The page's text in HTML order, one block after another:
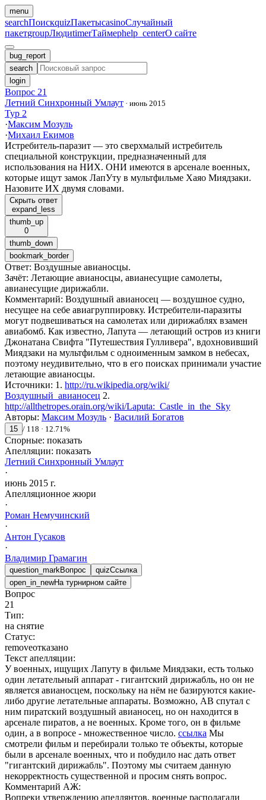
menu
searchПоискquizПакетыcasinoСлучайный
пакетgroupЛюдиtimerТаймерhelp_centerО сайте
bug_report
search
login
Вопрос 21
Летний Синхронный Умлаут · июнь 2015
Тур 2
·Максим Мозуль
·Михаил Екимов
Истребитель-паразит — это сверхмалый истребитель
специальной конструкции, предназначенный для
использования на НИХ. ОНИ имеются в арсенале военных,
которые ищут замок ЛапУту в мультфильме Хаяо Миядзаки.
Назовите ИХ двумя словами.
Скрыть ответ
expand_less
thumb_up
0
thumb_down
bookmark_border
Ответ: Воздушные авианосцы.
Зачёт: Летающие авианосцы, авианесущие самолеты,
авианесущие дирижабли.
Комментарий: Воздушный авианосец — воздушное судно,
несущее на себе авиагруппировку. Истребители-паразиты
могут подвешиваться на самолетах или дирижаблях взамен
авиабомб. Как известно, Лапута — летающий остров из книги
Джонатана Свифта "Путешествия Гулливера", вдохновивший
Миядзаки на мультфильм с одноименным замком в небесах,
поэтому неудивительно, что в его поисках принимали участие
летающие авианосцы.
Источники: 1. http://ru.wikipedia.org/wiki/
Воздушный_авианосец 2.
http://allthetropes.orain.org/wiki/Laputa:_Castle_in_the_Sky
Авторы: Максим Мозуль · Василий Богатов
15 / 118 · 12.71%
Спорные: показать
Апелляции: показать
Летний Синхронный Умлаут
·
июнь 2015 г.
Апелляционное жюри
·
Роман Немучинский
·
Антон Гусаков
·
Владимир Грамагин
question_markВопрос quizСсылка
open_in_newНа турнирном сайте
Вопрос
21
Тип:
на снятие
Статус:
removeотказано
Текст апелляции:
У военных, ищущих Лапуту в фильме Миядзаки, есть только
один летательный аппарат - гигантский дирижабль, но он не
является авианосцем, поскольку на нём не базируются какие-
либо другие летательные аппараты. Возможно, АВ спутал с
ним пиратский воздушный авианосец, но он находится в
арсенале пиратов, а не военных. Кроме того, он в фильме
один, а в вопросе - множественное число. ссылка Мы
смотрели фильм и перебирали только те объекты, которые
были в арсенале военных, что и побудило нас дать ответ
"гигантский дирижабль". Поэтому мы считаем данную
некорректность существенной и просим снять вопрос.
Комментарий АЖ:
Вопреки утверждению апеллянтов, военные располагали